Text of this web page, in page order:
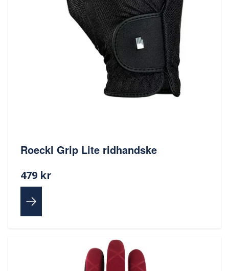
Roeckl Grip Lite ridhandske
479 kr